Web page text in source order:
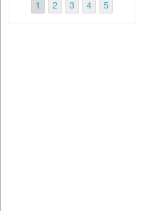
1 2 3 4 5